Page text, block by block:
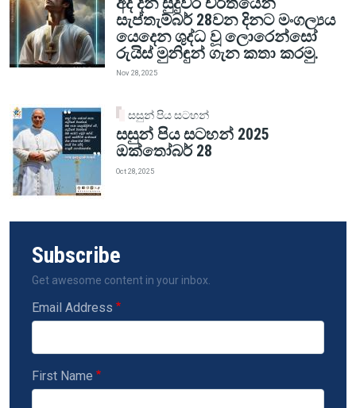
සැප්තැම්බර් 28වන දිනට මංගල්‍යය
යෙදෙන ශුද්ධ වූ ලොරෙන්සෝ
රුයිස් මුනිඳුන් ගැන කතා කරමු.
Nov 28, 2025
සසුන් පිය සටහන්
සසුන් පිය සටහන් 2025
ඔක්තෝබර් 28
Oct 28, 2025
Subscribe
Get awesome content in your inbox.
Email Address
First Name